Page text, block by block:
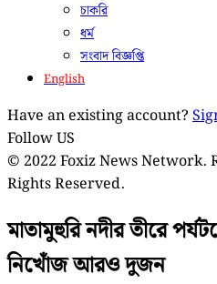
চাকরি
ধর্ম
সংবাদ বিজ্ঞপ্তি
English
Have an existing account?
Follow US
© 2022 Foxiz News Network.
Rights Reserved.
মাতামুহুরি নদীর তীরে
নিখোঁজ আরও দুজন